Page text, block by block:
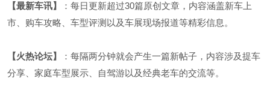
【最新车讯】
：每日更新超过30篇原创文章，内容涵盖新车上
市、购车攻略、车型评测以及车展现场报道等精彩信息。
【火热论坛】
：每隔两分钟就会产生一篇新帖子，内容涉及提车
分享、家庭车型展示、自驾游以及经典老车的交流等。